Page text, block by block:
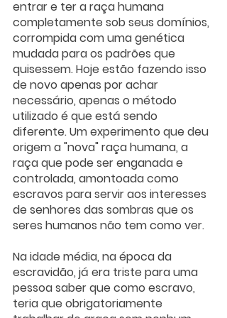
entrar e ter a raça humana
completamente sob seus domínios,
corrompida com uma genética
mudada para os padrões que
quisessem. Hoje estão fazendo isso
de novo apenas por achar
necessário, apenas o método
utilizado é que está sendo
diferente. Um experimento que deu
origem a "nova" raça humana, a
raça que pode ser enganada e
controlada, amontoada como
escravos para servir aos interesses
de senhores das sombras que os
seres humanos não tem como ver.
Na idade média, na época da
escravidão, já era triste para uma
pessoa saber que como escravo,
teria que obrigatoriamente